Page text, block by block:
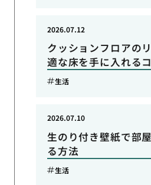
クッションフロアの
適な床を手に入れる
2026.07.12
生活
生のり付き壁紙で部
る方法
2026.07.10
生活